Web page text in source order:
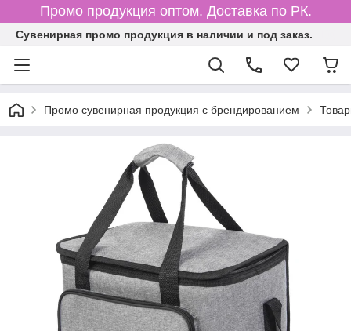
Промо продукция оптом. Доставка по РК.
Cувенирная промо продукция в наличии и под заказ.
Промо сувенирная продукция с брендированием